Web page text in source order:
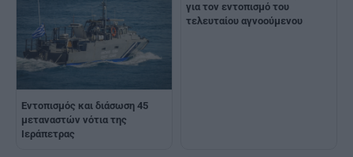
Εντοπισμός και διάσωση 45
μεταναστών νότια της
Ιεράπετρας
για τον εντοπισμό του
τελευταίου αγνοούμενου